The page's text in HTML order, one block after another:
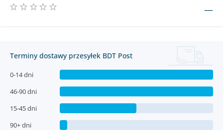
—
Terminy dostawy przesyłek BDT Post
0-14 dni
46-90 dni
15-45 dni
90+ dni